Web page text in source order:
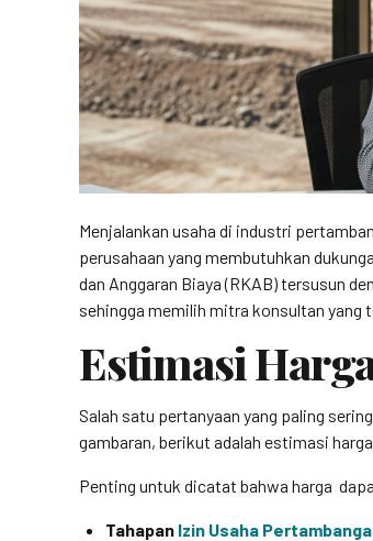
Menjalankan usaha di industri
perusahaan yang membutuhkan
dan Anggaran Biaya (RKAB) tersusun
sehingga memilih mitra konsultan yang
Estimasi
Salah satu pertanyaan yang paling
gambaran, berikut adalah estimasi harga
Penting untuk dicatat bahwa harga
Tahapan Izin Usaha